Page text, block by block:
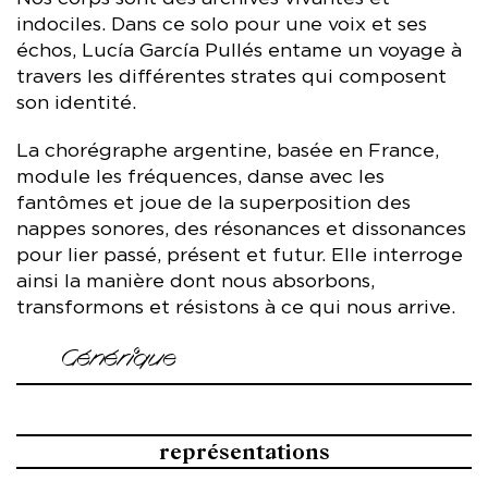
indociles. Dans ce solo pour une voix et ses
échos, Lucía García Pullés entame un voyage à
travers les différentes strates qui composent
son identité.
La chorégraphe argentine, basée en France,
module les fréquences, danse avec les
fantômes et joue de la superposition des
nappes sonores, des résonances et dissonances
pour lier passé, présent et futur. Elle interroge
ainsi la manière dont nous absorbons,
transformons et résistons à ce qui nous arrive.
Générique
Regard extérieur Marcos Arriola
Chanson Mailen Pankoninreprésentations